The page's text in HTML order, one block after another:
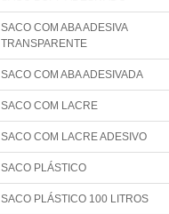
SACO COM ABA ADESIVA
TRANSPARENTE
SACO COM ABA ADESIVADA
SACO COM LACRE
SACO COM LACRE ADESIVO
SACO PLÁSTICO
SACO PLÁSTICO 100 LITROS